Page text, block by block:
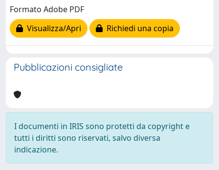
Formato Adobe PDF
Visualizza/Apri
Richiedi una copia
Pubblicazioni consigliate
I documenti in IRIS sono protetti da copyright e
tutti i diritti sono riservati, salvo diversa
indicazione.